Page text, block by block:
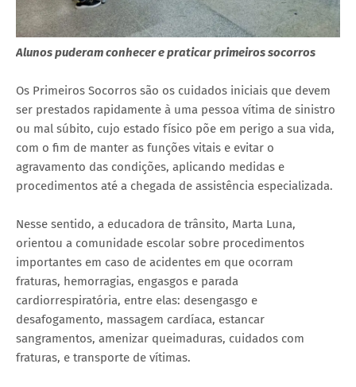
Alunos puderam conhecer e praticar primeiros socorros
Os Primeiros Socorros são os cuidados iniciais que devem
ser prestados rapidamente à uma pessoa vítima de sinistro
ou mal súbito, cujo estado físico põe em perigo a sua vida,
com o fim de manter as funções vitais e evitar o
agravamento das condições, aplicando medidas e
procedimentos até a chegada de assistência especializada.
Nesse sentido, a educadora de trânsito, Marta Luna,
orientou a comunidade escolar sobre procedimentos
importantes em caso de acidentes em que ocorram
fraturas, hemorragias, engasgos e parada
cardiorrespiratória, entre elas: desengasgo e
desafogamento, massagem cardíaca, estancar
sangramentos, amenizar queimaduras, cuidados com
fraturas, e transporte de vítimas.